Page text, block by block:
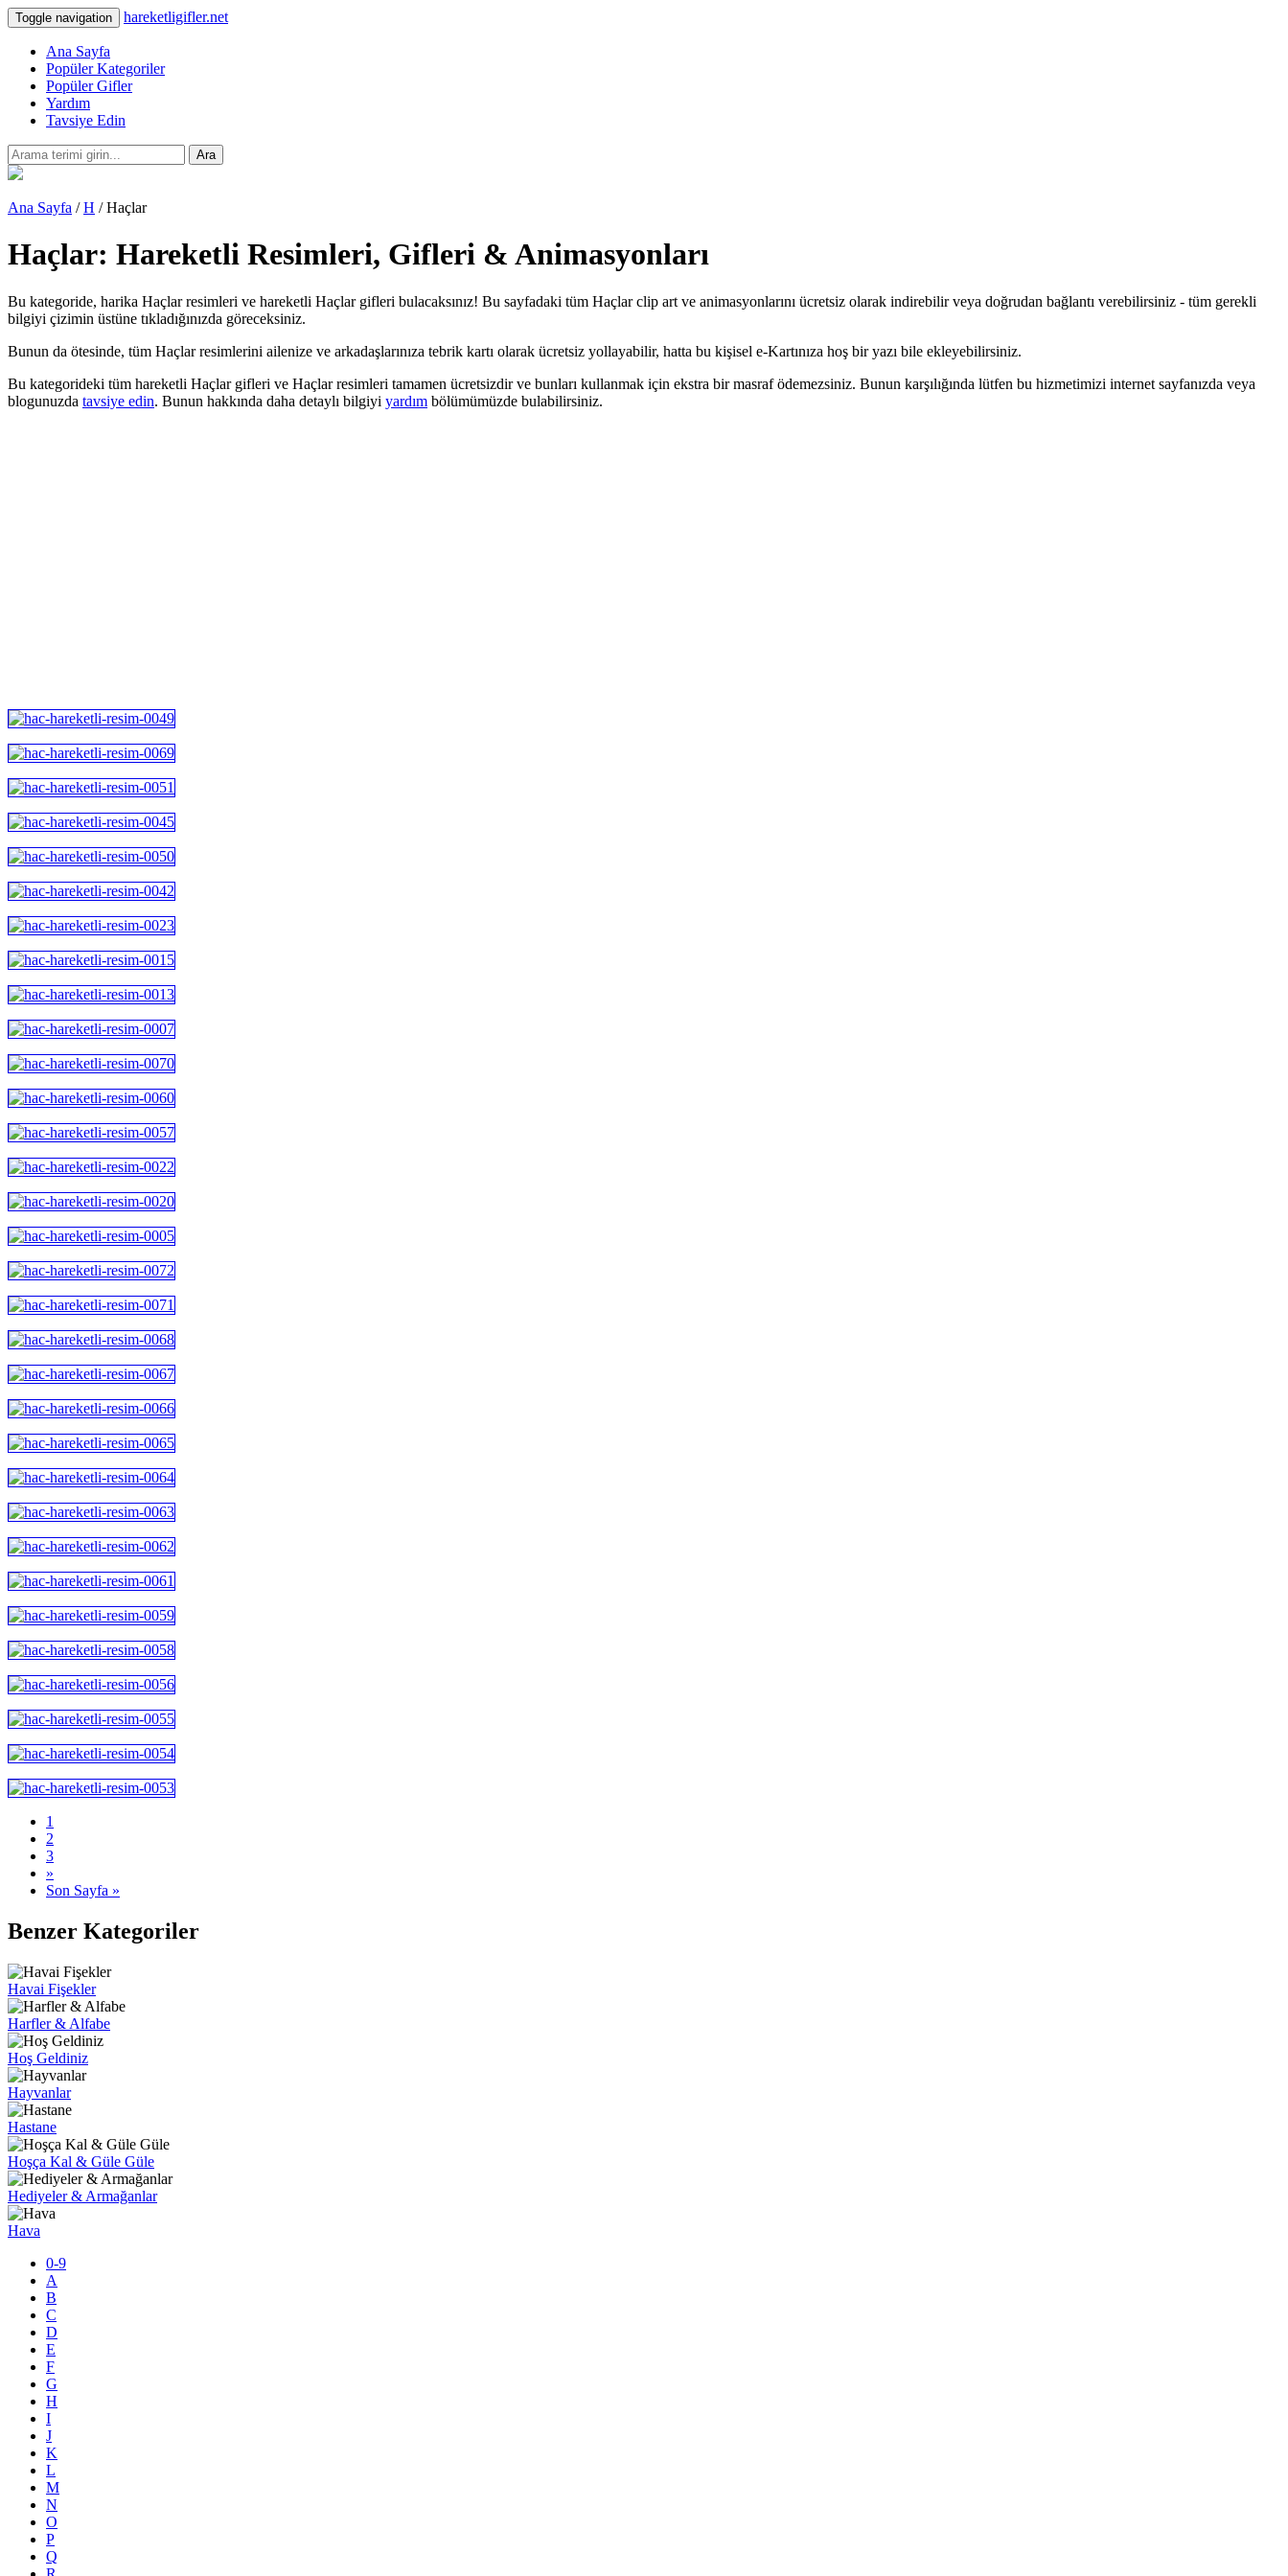
Toggle navigation hareketligifler.net
Ana Sayfa
Popüler Kategoriler
Popüler Gifler
Yardım
Tavsiye Edin
Ara
Ana Sayfa /H / Haçlar
Haçlar: Hareketli Resimleri, Gifleri & Animasyonları
Bu kategoride, harika Haçlar resimleri ve hareketli Haçlar gifleri bulacaksınız! Bu sayfadaki tüm Haçlar clip art ve animasyonlarını ücretsiz olarak indirebilir veya doğrudan bağlantı verebilirsiniz - tüm gerekli
bilgiyi çizimin üstüne tıkladığınızda göreceksiniz.
Bunun da ötesinde, tüm Haçlar resimlerini ailenize ve arkadaşlarınıza tebrik kartı olarak ücretsiz yollayabilir, hatta bu kişisel e-Kartınıza hoş bir yazı bile ekleyebilirsiniz.
Bu kategorideki tüm hareketli Haçlar gifleri ve Haçlar resimleri tamamen ücretsizdir ve bunları kullanmak için ekstra bir masraf ödemezsiniz. Bunun karşılığında lütfen bu hizmetimizi internet sayfanızda veya
blogunuzda tavsiye edin. Bunun hakkında daha detaylı bilgiyi yardım bölümümüzde bulabilirsiniz.
1
2
3
»
Son Sayfa »
Benzer Kategoriler
Havai Fişekler
Harfler & Alfabe
Hoş Geldiniz
Hayvanlar
Hastane
Hoşça Kal & Güle Güle
Hediyeler & Armağanlar
Hava
0-9
A
B
C
D
E
F
G
H
I
J
K
L
M
N
O
P
Q